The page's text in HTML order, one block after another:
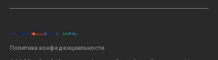
Политика конфеденциальности